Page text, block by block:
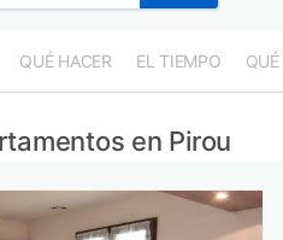
QUÉ HACER EL TIEMPO QUÉ
en Pirou